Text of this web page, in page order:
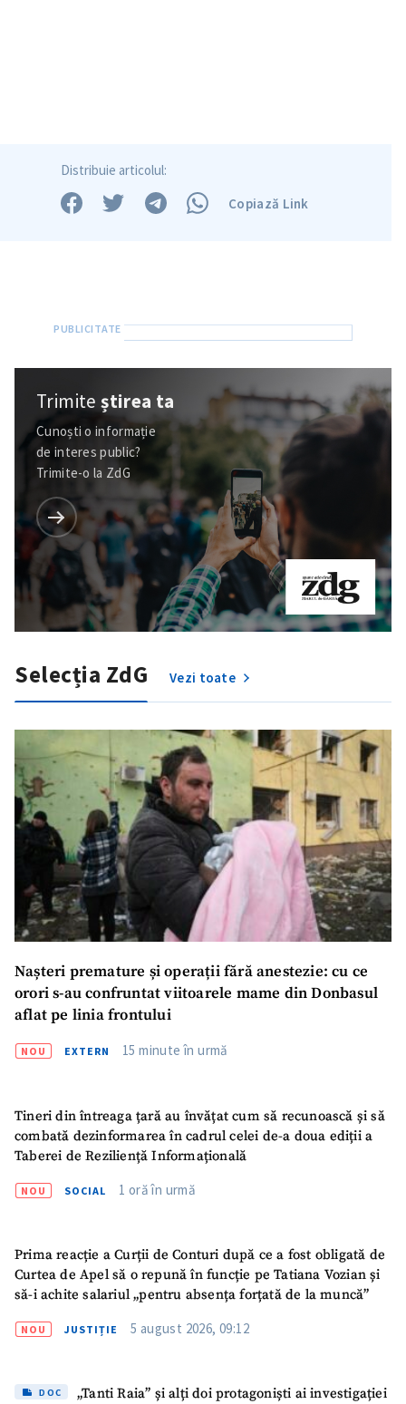
Distribuie articolul:
Copiază Link
Trimiteștirea ta
Cunoști o informație
de interes public?
Trimite-o la ZdG
Selecția ZdG Vezi toate
Nașteri premature și operații fără anestezie: cu ce
orori s-au confruntat viitoarele mame din Donbasul
aflat pe linia frontului
NOU EXTERN 15 minute în urmă
Tineri din întreaga țară au învățat cum să recunoască și să
combată dezinformarea în cadrul celei de-a doua ediții a
Taberei de Reziliență Informațională
NOU SOCIAL 1 oră în urmă
Prima reacție a Curții de Conturi după ce a fost obligată de
Curtea de Apel să o repună în funcție pe Tatiana Vozian și
să-i achite salariul „pentru absența forțată de la muncă”
NOU JUSTIȚIE 5 august 2026, 09:12
DOC
„Tanti Raia” și alți doi protagoniști ai investigației
ȘTIREA MEA
Fotografie
+ Încarcă imagine